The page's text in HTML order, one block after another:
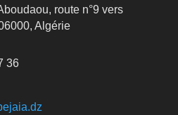
route n°9 vers
Algérie
36